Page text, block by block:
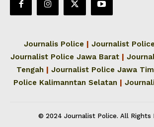
Journalis Police | Journalist
Journalist Police Jawa Barat |
Tengah | Journalist Police Jawa
Police Kalimanntan Selatan |
© 2024 Journalist Police. All Rights